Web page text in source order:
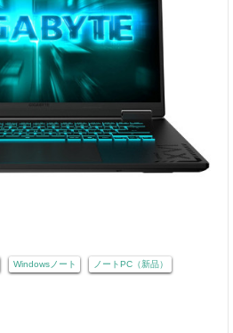
Windowsノート ノートPC（新品）